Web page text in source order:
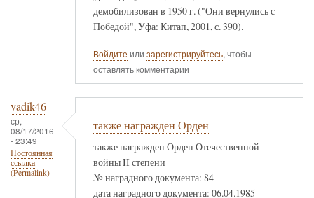
демобилизован в 1950 г. ("Они вернулись с
Победой", Уфа: Китап, 2001, с. 390).
Войдите или зарегистрируйтесь, чтобы
оставлять комментарии
vadik46
ср,
08/17/2016
- 23:49
Постоянная
ссылка
(Permalink)
также награжден Орден
также награжден Орден Отечественной
войны II степени
№ наградного документа: 84
дата наградного документа: 06.04.1985